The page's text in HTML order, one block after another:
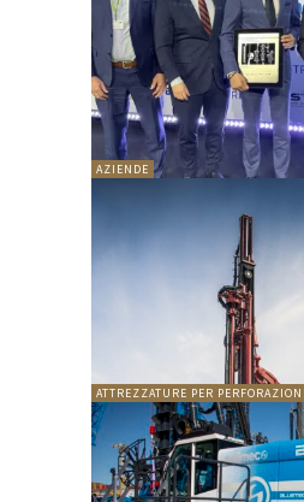
AZIENDE
ATTREZZATURE PER